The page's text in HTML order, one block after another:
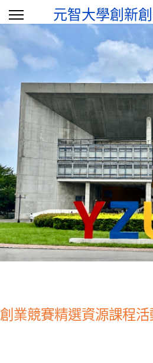
元智大學創新
創業競賽精選資源課程活